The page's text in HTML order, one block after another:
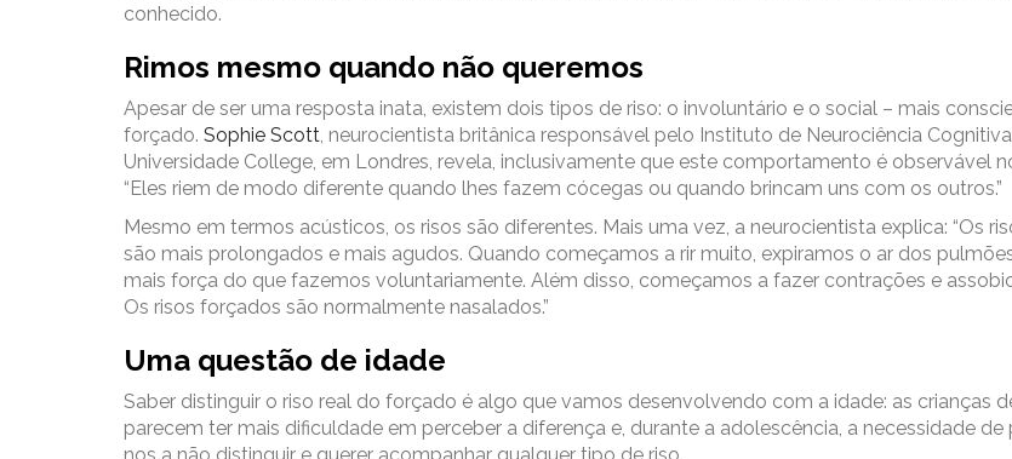
conhecido.
Rimos mesmo quando não queremos
Apesar de ser uma resposta inata, existem dois tipos de riso: o involuntário e o social – mais
forçado. Sophie Scott, neurocientista britânica responsável pelo Instituto de Neurociência
Universidade College, em Londres, revela, inclusivamente que este comportamento é observável
“Eles riem de modo diferente quando lhes fazem cócegas ou quando brincam uns com os outros.”
Mesmo em termos acústicos, os risos são diferentes. Mais uma vez, a neurocientista explica: “Os
são mais prolongados e mais agudos. Quando começamos a rir muito, expiramos o ar dos
mais força do que fazemos voluntariamente. Além disso, começamos a fazer contrações e
Os risos forçados são normalmente nasalados.”
Uma questão de idade
Saber distinguir o riso real do forçado é algo que vamos desenvolvendo com a idade: as crianças
parecem ter mais dificuldade em perceber a diferença e, durante a adolescência, a necessidade